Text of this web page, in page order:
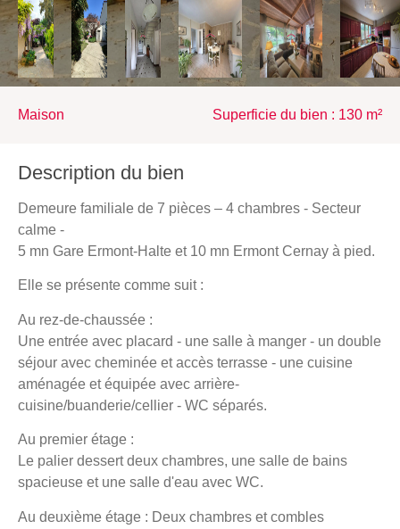
maison Superficie du bien : 130 m²
Description du bien
Demeure familiale de 7 pièces – 4 chambres - Secteur
calme -
5 mn Gare Ermont-Halte et 10 mn Ermont Cernay à pied.
Elle se présente comme suit :
Au rez-de-chaussée :
Une entrée avec placard - une salle à manger - un double
séjour avec cheminée et accès terrasse - une cuisine
aménagée et équipée avec arrière-
cuisine/buanderie/cellier - WC séparés.
Au premier étage :
Le palier dessert deux chambres, une salle de bains
spacieuse et une salle d'eau avec WC.
Au deuxième étage : Deux chambres et combles